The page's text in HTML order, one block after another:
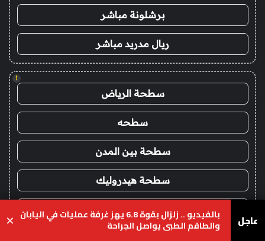
برشلونة مباشر
ريال مدريد مباشر
!
سطحة الرياض
سطحه
سطحة بين المدن
سطحة هيدروليك
سطحة شمال الرياض
عاجل بالفيديو .. زلزال بقوة 6.8 يهز غرفة عمليات في اليابان
والطاقم الطبي يواصل الجراحة ×